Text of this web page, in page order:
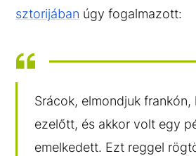
sztorijában úgy fogalmazott:
Srácok, elmondjuk
ezelőtt, és akkor volt egy
emelkedett. Ezt reggel